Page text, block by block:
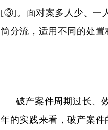
[③]。面对案多人少、一
简分流，适用不同的处置
破产案件周期过长、
年的实践来看，破产案